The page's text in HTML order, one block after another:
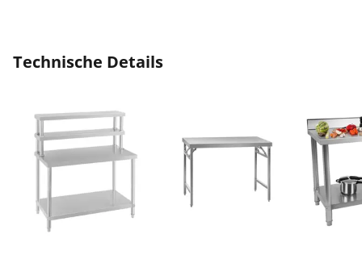
Technische Details